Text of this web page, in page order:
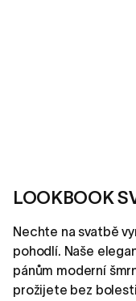
LOOKBOOK
Nechte na svatbě
pohodlí. Naše
pánům moderní
prožijete bez